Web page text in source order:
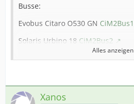
Busse:
Evobus Citaro O530 GN CiM2Bus1
Solaris Urbino 18 CiM2Bus2
EvoBus Citaro O 530 LCiM2Bus3
Alles anzeigen
Xanos